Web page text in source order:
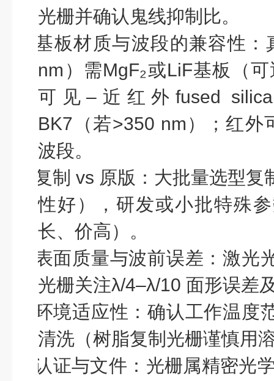
光栅并确认鬼线抑制比。
基板材质与波段的兼容性
nm ）需MgF₂或LiF基板（
可见– 近红外 fused silica
BK7 （若>350 nm ）；红外
波段。
复制 vs 原版 ：大批量选型
性好），研发或小批特殊
长、价高）。
表面质量与波前误差 ：激光
光栅关注λ/4–λ/10面形误差
环境适应性 ：确认工作温度
清洗（树脂复制光栅谨慎用
认证与文件 ：光栅属精密光